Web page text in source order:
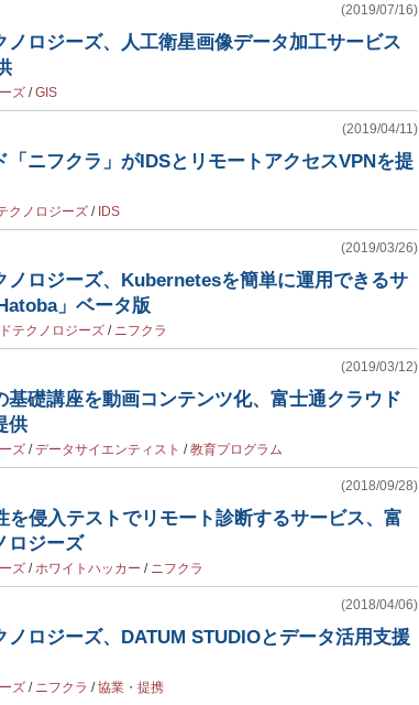
(2019/07/16)
ノロジーズ、人工衛星画像データ加工サービス
ズ /GIS
(2019/04/11)
「ニフクラ」がIDSとリモートアクセスVPNを提
クノロジーズ / IDS
(2019/03/26)
ノロジーズ、Kubernetesを簡単に運用できるサ
」ベータ版
テクノロジーズ / ニフクラ
(2019/03/12)
基礎講座を動画コンテンツ化、富士通クラウド
供
ズ /データサイエンティスト /教育プログラム
(2018/09/28)
を侵入テストでリモート診断するサービス、富
ロジーズ
ズ /ホワイトハッカー / ニフクラ
(2018/04/06)
ノロジーズ、DATUM STUDIOとデータ活用支援
ズ / ニフクラ /協業・提携